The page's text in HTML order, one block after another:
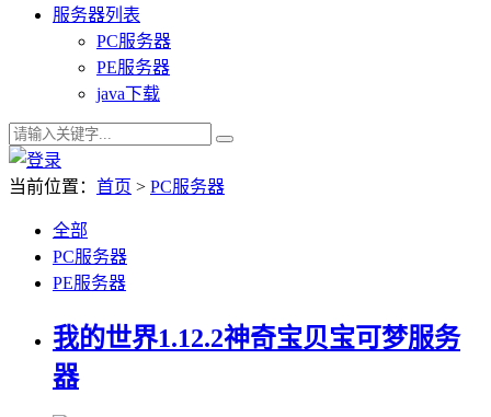
服务器列表
PC服务器
PE服务器
java下载
当前位置： 首页 > PC服务器
全部
PC服务器
PE服务器
我的世界1.12.2神奇宝贝宝可梦服务
器